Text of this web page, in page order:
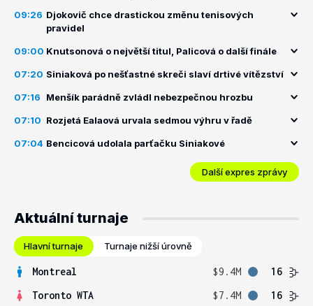
09:26 Djokovič chce drastickou změnu tenisových
pravidel
09:00 Knutsonová o největší titul, Palicová o další finále
07:20 Siniaková po nešťastné skreči slaví drtivé vítězství
07:16 Menšík parádně zvládl nebezpečnou hrozbu
07:10 Rozjetá Ealaová urvala sedmou výhru v řadě
07:04 Bencicová udolala parťačku Siniakové
Další expres zprávy
Aktuální turnaje
Hlavní turnaje Turnaje nižší úrovně
Montreal $9.4M
16
Toronto WTA
$7.4M 16